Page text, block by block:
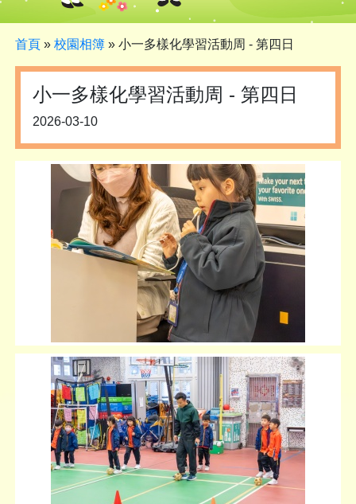
首頁 » 校園相簿 » 小一多樣化學習活動周 - 第四日
小一多樣化學習活動周 - 第四日
2026-03-10